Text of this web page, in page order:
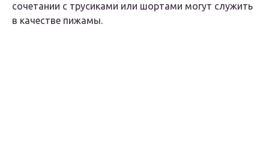
сочетании с трусиками или шортами могут служить
в качестве пижамы.